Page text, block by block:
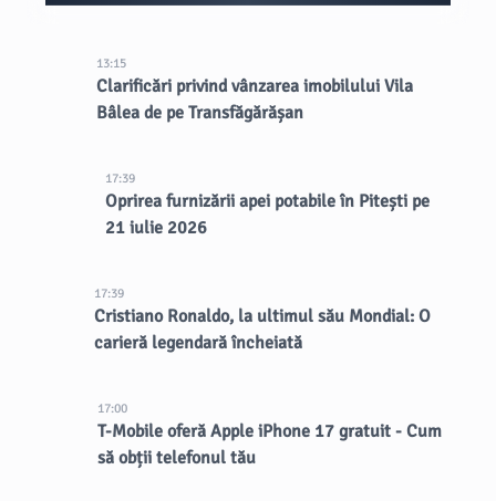
13:15
Clarificări privind vânzarea imobilului Vila
Bâlea de pe Transfăgărășan
17:39
Oprirea furnizării apei potabile în Pitești pe
21 iulie 2026
17:39
Cristiano Ronaldo, la ultimul său Mondial: O
carieră legendară încheiată
17:00
T-Mobile oferă Apple iPhone 17 gratuit - Cum
să obții telefonul tău